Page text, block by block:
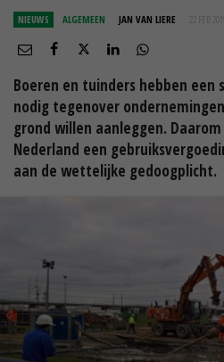
NIEUWS ALGEMEEN JAN VAN LIERE 22 FEB
Boeren en tuinders hebben
nodig tegenover
grond willen aanleggen.
Nederland een
aan de wettelijke gedoogplicht.